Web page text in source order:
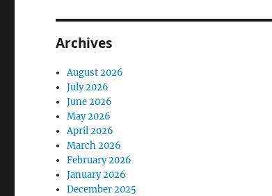
Archives
August 2026
July 2026
June 2026
May 2026
April 2026
March 2026
February 2026
January 2026
December 2025